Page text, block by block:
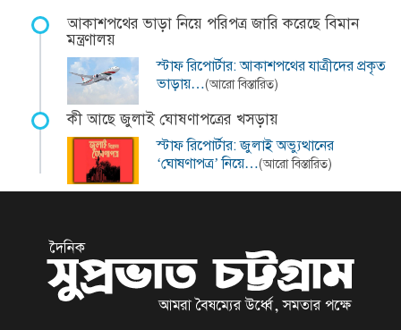
আকাশপথের ভাড়া নিয়ে পরিপত্র জারি করেছে বিমান
মন্ত্রণালয়
স্টাফ রিপোর্টার: আকাশপথের যাত্রীদের প্রকৃত
ভাড়ায়…(আরো বিস্তারিত)
কী আছে জুলাই ঘোষণাপত্রের খসড়ায়
স্টাফ রিপোর্টার: জুলাই অভ্যুত্থানের
‘ঘোষণাপত্র’ নিয়ে…(আরো বিস্তারিত)